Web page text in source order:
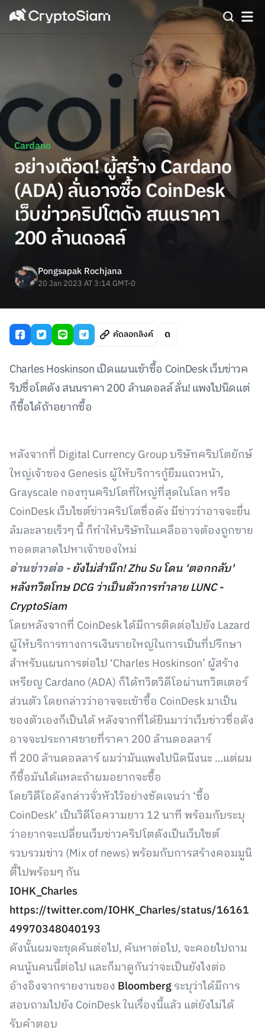
Cardano
อย่างเดือด! ผู้สร้าง Cardano
(ADA) ลั่นอาจซื้อ CoinDesk
เว็บข่าวคริปโตดัง สนนราคา
200 ล้านดอลล์
Pongsapak Rochjana
20 Jan 2023 AT 3:14 GMT-0
คัดลอกลิงค์
Charles Hoskinson เปิดแผนเข้าซื้อ CoinDesk เว็บข่าวค
ริปชื่อโตดัง สนนราคา 200 ล้านดอลล์ ลั่น! แพงไปนิดแต่
ก็ซื้อได้ถ้าอยากซื้อ
หลังจากที่ Digital Currency Group บริษัทคริปโตยักษ์
ใหญ่เจ้าของ Genesis ผู้ให้บริการกู้ยืมแถวหน้า,
Grayscale กองทุนคริปโตที่ใหญ่ที่สุดในโลก หรือ
CoinDesk เว็บไซต์ข่าวคริปโตชื่อดัง มีข่าวว่าอาจจะยื่น
ล้มละลายเร็วๆ นี้ ก็ทำให้บริษัทในเคลืออาจต้องถูกขาย
ทอดตลาดไปหาเจ้าของใหม่
อ่านข่าวต่อ -ยังไม่สำนึก! Zhu Su โดน 'ตอกกลับ'
หลังทวิตโทษ DCG ว่าเป็นตัวการทำลาย LUNC -
CryptoSiam
โดยหลังจากที่ CoinDesk ได้มีการติดต่อไปยัง Lazard
ผู้ให้บริการทางการเงินรายใหญ่ในการเป็นที่ปรึกษา
สำหรับแผนการต่อไป ‘Charles Hoskinson’ ผู้สร้าง
เหรียญ Cardano (ADA) ก็ได้ทวิตวิดีโอผ่านทวิตเตอร์
ส่วนตัว โดยกล่าวว่าอาจจะเข้าซื้อ CoinDesk มาเป็น
ของตัวเองก็เป็นได้ หลังจากที่ได้ยินมาว่าเว็บข่าวชื่อดัง
อาจจะประกาศขายที่ราคา 200 ล้านดอลลาร์
ที่ 200 ล้านดอลลาร์ ผมว่ามันแพงไปนิดนึงนะ …แต่ผม
ก็ซื้อมันได้แหละถ้าผมอยากจะซื้อ
โดยวิดีโอดังกล่าวจั่วหัวไว้อย่างชัดเจนว่า ‘ซื้อ
CoinDesk’ เป็นวิดีโอความยาว 12 นาที พร้อมกับระบุ
ว่าอยากจะเปลี่ยนเว็บข่าวคริปโตดังเป็นเว็บไซต์
รวบรวมข่าว (Mix of news) พร้อมกับการสร้างคอมมูนิ
ตี้ไปพร้อมๆ กัน
IOHK_Charles
https://twitter.com/IOHK_Charles/status/16161
49970348040193
ดังนั้นผมจะขุดค้นต่อไป, ค้นหาต่อไป, จะคอยไปถาม
คนนู้นคนนี้ต่อไป และก็มาดูกันว่าจะเป็นยังไงต่อ
อ้างอิงจากรายงานของ Bloombergระบุว่าได้มีการ
สอบถามไปยัง CoinDesk ในเรื่องนี้แล้ว แต่ยังไม่ได้
รับคำตอบ